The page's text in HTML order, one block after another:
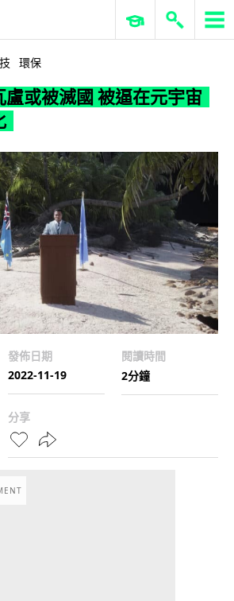
ERP 與商業 AI
環保
或被滅國 被逼在元宇宙
發佈日期
2022-11-19
閱讀時間
2分鐘
分享